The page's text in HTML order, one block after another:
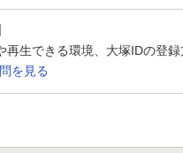
再生できる環境、大塚IDの登
を見る